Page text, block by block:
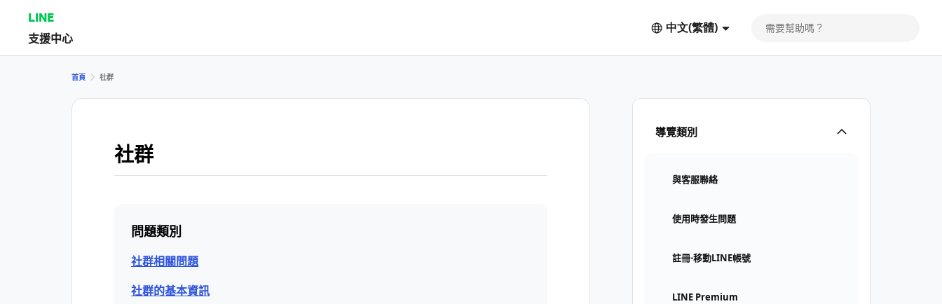
LINE
支援中心
中文(繁體)
導覽類別
與客服聯絡
使用時發生問題
註冊⋅移動LINE帳號
LINE Premium
首頁 社群
社群
問題類別
社群相關問題
社群的基本資訊